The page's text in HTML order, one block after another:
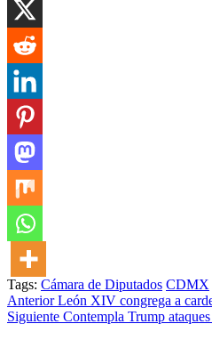
Tags: Cámara de Diputados CDMX
Post
navigation
AnteriorLeón XIV congrega a
Siguiente Contempla Trump